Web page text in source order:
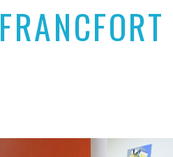
FRANCFORT